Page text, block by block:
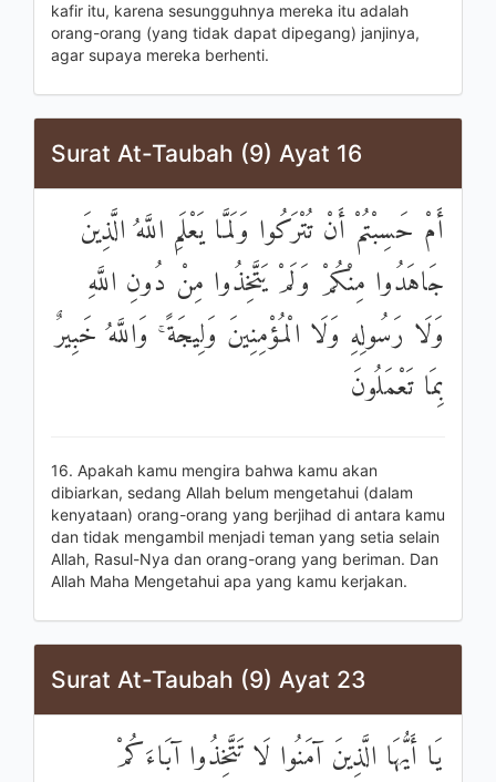
kafir itu, karena sesungguhnya mereka itu adalah
orang-orang (yang tidak dapat dipegang) janjinya,
agar supaya mereka berhenti.
Surat At-Taubah (9) Ayat 16
أَمْ حَسِبْتُمْ أَنْ تُتْرَكُوا وَلَمَّا يَعْلَمِ اللَّهُ الَّذِينَ
جَاهَدُوا مِنْكُمْ وَلَمْ يَتَّخِذُوا مِنْ دُونِ اللَّهِ
وَلَا رَسُولِهِ وَلَا الْمُؤْمِنِينَ وَلِيجَةً ۚ وَاللَّهُ خَبِيرٌ
بِمَا تَعْمَلُونَ
16. Apakah kamu mengira bahwa kamu akan
dibiarkan, sedang Allah belum mengetahui (dalam
kenyataan) orang-orang yang berjihad di antara kamu
dan tidak mengambil menjadi teman yang setia selain
Allah, Rasul-Nya dan orang-orang yang beriman. Dan
Allah Maha Mengetahui apa yang kamu kerjakan.
Surat At-Taubah (9) Ayat 23
يَا أَيُّهَا الَّذِينَ آمَنُوا لَا تَتَّخِذُوا آبَاءَكُمْ